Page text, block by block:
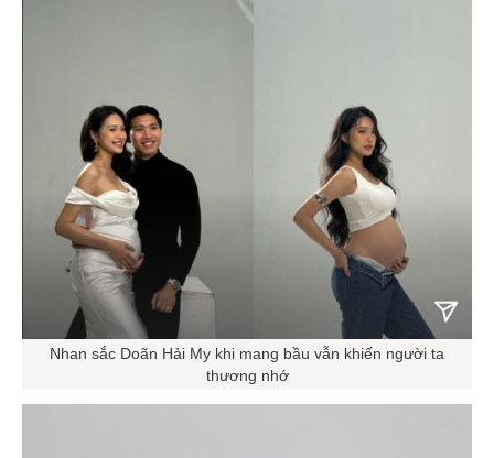
Nhan sắc Doãn Hải My khi mang bầu vẫn khiến người ta
thương nhớ